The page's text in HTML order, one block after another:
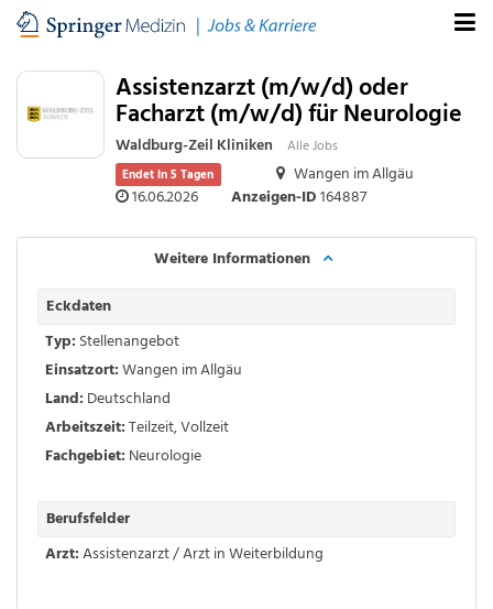
Assistenzarzt (m/w/d) oder
Facharzt (m/w/d) für Neurologie
Waldburg-Zeil Kliniken Alle Jobs
Endet in 5 Tagen
Wangen im Allgäu
16.06.2026
Anzeigen-ID164887
Weitere Informationen
Eckdaten
Typ: Stellenangebot
Einsatzort:Wangen im Allgäu
Land: Deutschland
Arbeitszeit:Teilzeit,Vollzeit
Fachgebiet: Neurologie
Berufsfelder
Arzt:Assistenzarzt / Arzt in Weiterbildung